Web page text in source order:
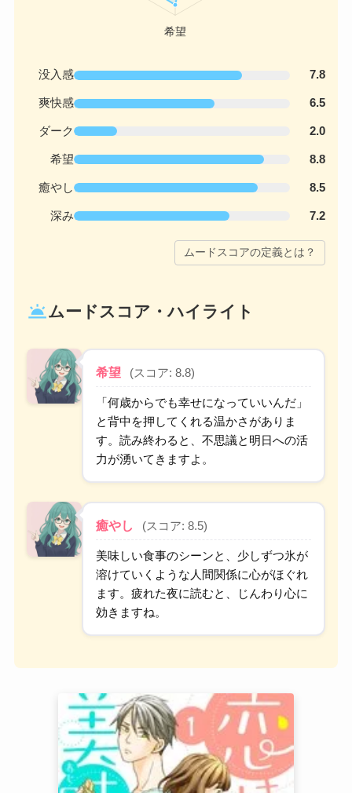
没入感 7.8
爽快感 6.5
ダーク 2.0
希望 8.8
癒やし 8.5
深み 7.2
ムードスコアの定義とは？
wb_twilight ムードスコア・ハイライト
希望 (スコア: 8.8)
「何歳からでも幸せになっていいんだ」
と背中を押してくれる温かさがありま
す。読み終わると、不思議と明日への活
力が湧いてきますよ。
癒やし (スコア: 8.5)
美味しい食事のシーンと、少しずつ氷が
溶けていくような人間関係に心がほぐれ
ます。疲れた夜に読むと、じんわり心に
効きますね。